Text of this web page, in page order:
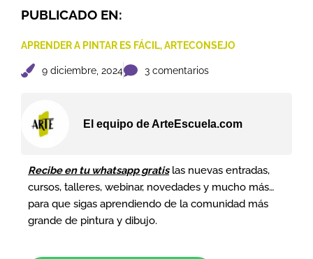
PUBLICADO EN:
APRENDER A PINTAR ES FÁCIL,ARTECONSEJO
9 diciembre, 2024 3 comentarios
El equipo de ArteEscuela.com
Recibe en tu whatsapp gratislas nuevas entradas,
cursos, talleres, webinar, novedades y mucho más…
para que sigas aprendiendo de la comunidad más
grande de pintura y dibujo.